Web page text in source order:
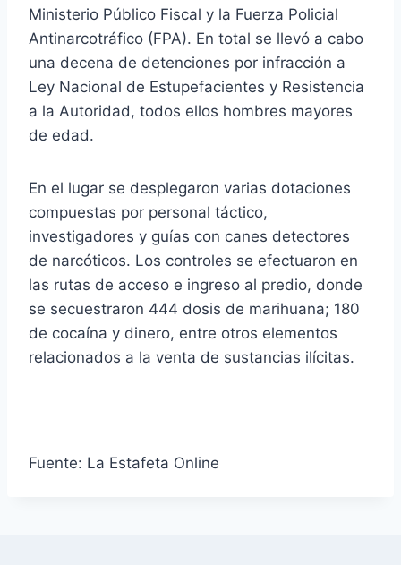
Ministerio Público Fiscal y la Fuerza Policial
Antinarcotráfico (FPA). En total se llevó a cabo
una decena de detenciones por infracción a
Ley Nacional de Estupefacientes y Resistencia
a la Autoridad, todos ellos hombres mayores
de edad.
En el lugar se desplegaron varias dotaciones
compuestas por personal táctico,
investigadores y guías con canes detectores
de narcóticos. Los controles se efectuaron en
las rutas de acceso e ingreso al predio, donde
se secuestraron 444 dosis de marihuana; 180
de cocaína y dinero, entre otros elementos
relacionados a la venta de sustancias ilícitas.
Fuente: La Estafeta Online